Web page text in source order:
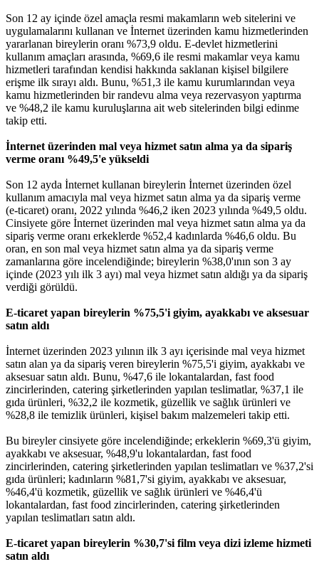
Son 12 ay içinde özel amaçla resmi makamların web sitelerini ve
uygulamalarını kullanan ve İnternet üzerinden kamu hizmetlerinden
yararlanan bireylerin oranı %73,9 oldu. E-devlet hizmetlerini
kullanım amaçları arasında, %69,6 ile resmi makamlar veya kamu
hizmetleri tarafından kendisi hakkında saklanan kişisel bilgilere
erişme ilk sırayı aldı. Bunu, %51,3 ile kamu kurumlarından veya
kamu hizmetlerinden bir randevu alma veya rezervasyon yaptırma
ve %48,2 ile kamu kuruluşlarına ait web sitelerinden bilgi edinme
takip etti.
İnternet üzerinden mal veya hizmet satın alma ya da sipariş
verme oranı %49,5'e yükseldi
Son 12 ayda İnternet kullanan bireylerin İnternet üzerinden özel
kullanım amacıyla mal veya hizmet satın alma ya da sipariş verme
(e-ticaret) oranı, 2022 yılında %46,2 iken 2023 yılında %49,5 oldu.
Cinsiyete göre İnternet üzerinden mal veya hizmet satın alma ya da
sipariş verme oranı erkeklerde %52,4 kadınlarda %46,6 oldu. Bu
oran, en son mal veya hizmet satın alma ya da sipariş verme
zamanlarına göre incelendiğinde; bireylerin %38,0'ının son 3 ay
içinde (2023 yılı ilk 3 ayı) mal veya hizmet satın aldığı ya da sipariş
verdiği görüldü.
E-ticaret yapan bireylerin %75,5'i giyim, ayakkabı ve aksesuar
satın aldı
İnternet üzerinden 2023 yılının ilk 3 ayı içerisinde mal veya hizmet
satın alan ya da sipariş veren bireylerin %75,5'i giyim, ayakkabı ve
aksesuar satın aldı. Bunu, %47,6 ile lokantalardan, fast food
zincirlerinden, catering şirketlerinden yapılan teslimatlar, %37,1 ile
gıda ürünleri, %32,2 ile kozmetik, güzellik ve sağlık ürünleri ve
%28,8 ile temizlik ürünleri, kişisel bakım malzemeleri takip etti.
Bu bireyler cinsiyete göre incelendiğinde; erkeklerin %69,3'ü giyim,
ayakkabı ve aksesuar, %48,9'u lokantalardan, fast food
zincirlerinden, catering şirketlerinden yapılan teslimatları ve %37,2'si
gıda ürünleri; kadınların %81,7'si giyim, ayakkabı ve aksesuar,
%46,4'ü kozmetik, güzellik ve sağlık ürünleri ve %46,4'ü
lokantalardan, fast food zincirlerinden, catering şirketlerinden
yapılan teslimatları satın aldı.
E-ticaret yapan bireylerin %30,7'si film veya dizi izleme hizmeti
satın aldı